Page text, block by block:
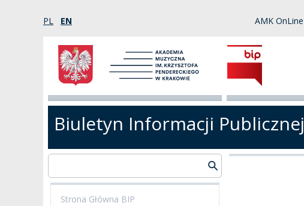
PL EN AMK OnLine
Biuletyn Informacji Publicznej
Strona Główna BIP